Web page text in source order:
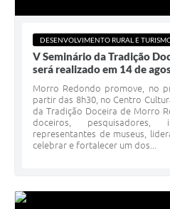
DESENVOLVIMENTO RURAL E
V Seminário da Tradição
será realizado em 14 de
Morro Redondo promove, no
partir das 8h30, no Centro
da Tradição Doceira de Morro
doceiros, pesquisadores,
representantes de museus,
celebrar e fortalecer um dos...